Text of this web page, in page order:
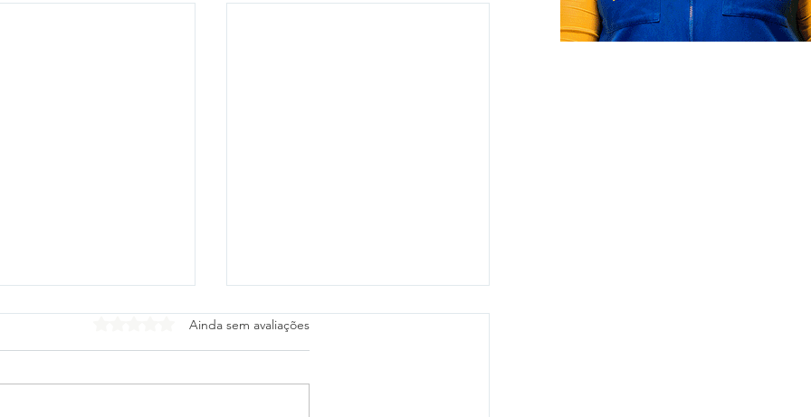
Avaliado com 0 de 5 estrelas.
Ainda sem avaliações